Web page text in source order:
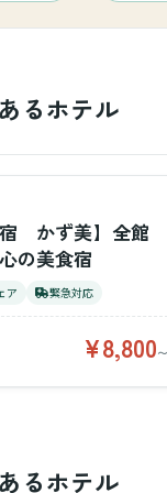
るホテル
宿 かず美】全館
の美食宿
ア 緊急対応
¥8,800〜
るホテル